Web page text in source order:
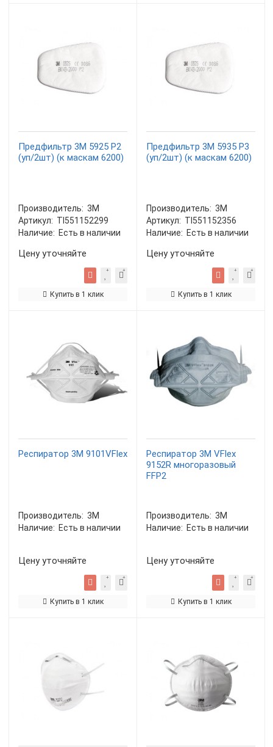
Предфильтр 3М 5925 P2
(уп/2шт) (к маскам 6200)
Производитель: 3М
Артикул: TI551152299
Наличие: Есть в наличии
Цену уточняйте
Купить в 1 клик
Предфильтр 3М 5935 P3
(уп/2шт) (к маскам 6200)
Производитель: 3М
Артикул: TI551152356
Наличие: Есть в наличии
Цену уточняйте
Купить в 1 клик
Респиратор 3M 9101VFlex
Производитель: 3М
Наличие: Есть в наличии
Цену уточняйте
Купить в 1 клик
Респиратор 3M VFlex
9152R многоразовый
FFP2
Производитель: 3М
Наличие: Есть в наличии
Цену уточняйте
Купить в 1 клик